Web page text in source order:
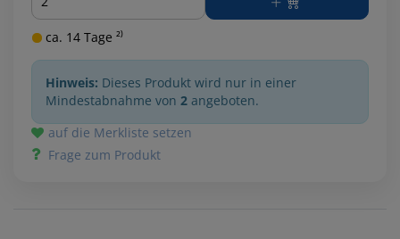
ca. 14 Tage ²⁾
Hinweis: Dieses Produkt wird nur in einer
Mindestabnahme von 2 angeboten.
auf die Merkliste setzen
Frage zum Produkt